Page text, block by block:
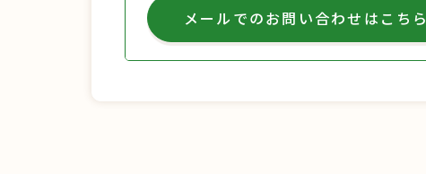
メールでのお問い合わせはこちら